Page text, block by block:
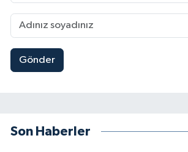
Gönder
Son Haberler